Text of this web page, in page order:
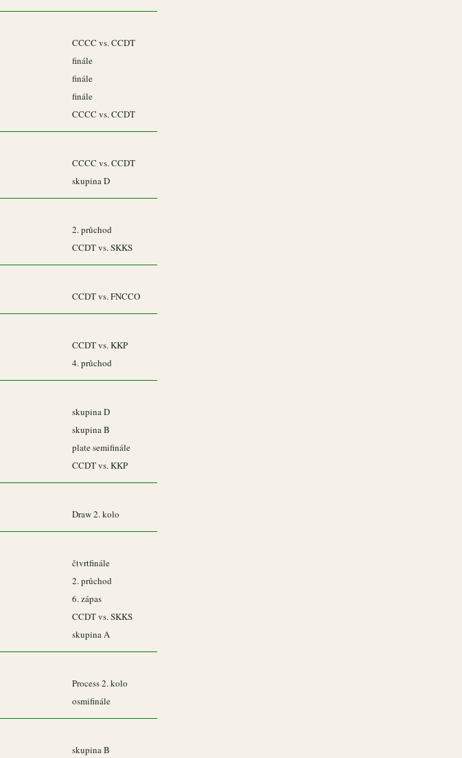
CCCC vs. CCDT
finále
finále
finále
CCCC vs. CCDT
CCCC vs. CCDT
skupina D
2. průchod
CCDT vs. SKKS
CCDT vs. FNCCO
CCDT vs. KKP
4. průchod
skupina D
skupina B
plate semifinále
CCDT vs. KKP
Draw 2. kolo
čtvrtfinále
2. průchod
6. zápas
CCDT vs. SKKS
skupina A
Process 2. kolo
osmifinále
skupina B